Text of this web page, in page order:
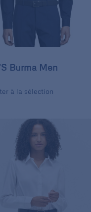
Burma Men
à la sélection